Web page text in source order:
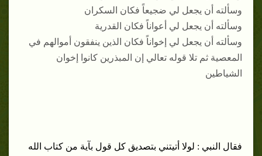
وسألته أن يجعل لي ضجيعاً فكان السكران
وسألته أن يجعل لي أعواناً فكان القدرية
وسألته أن يجعل لي إخواناً فكان الذين ينفقون أموالهم في
المعصية ثم تلا قوله تعالي إن المبذرين كانوا إخوان
الشياطين
فقال النبي : لولا أتيتني بتصديق كل قول بآية من كتاب الله